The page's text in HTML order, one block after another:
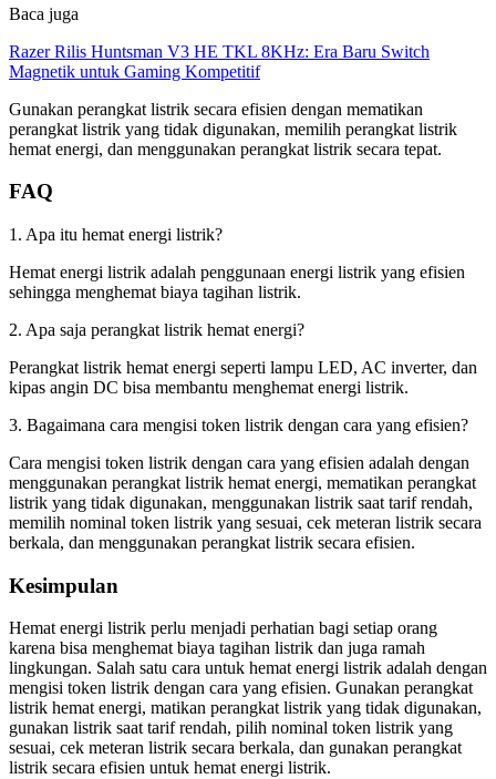
Baca juga
Razer Rilis Huntsman V3 HE TKL 8KHz: Era Baru Switch
Magnetik untuk Gaming Kompetitif
Gunakan perangkat listrik secara efisien dengan mematikan
perangkat listrik yang tidak digunakan, memilih perangkat listrik
hemat energi, dan menggunakan perangkat listrik secara tepat.
FAQ
1. Apa itu hemat energi listrik?
Hemat energi listrik adalah penggunaan energi listrik yang efisien
sehingga menghemat biaya tagihan listrik.
2. Apa saja perangkat listrik hemat energi?
Perangkat listrik hemat energi seperti lampu LED, AC inverter, dan
kipas angin DC bisa membantu menghemat energi listrik.
3. Bagaimana cara mengisi token listrik dengan cara yang efisien?
Cara mengisi token listrik dengan cara yang efisien adalah dengan
menggunakan perangkat listrik hemat energi, mematikan perangkat
listrik yang tidak digunakan, menggunakan listrik saat tarif rendah,
memilih nominal token listrik yang sesuai, cek meteran listrik secara
berkala, dan menggunakan perangkat listrik secara efisien.
Kesimpulan
Hemat energi listrik perlu menjadi perhatian bagi setiap orang
karena bisa menghemat biaya tagihan listrik dan juga ramah
lingkungan. Salah satu cara untuk hemat energi listrik adalah dengan
mengisi token listrik dengan cara yang efisien. Gunakan perangkat
listrik hemat energi, matikan perangkat listrik yang tidak digunakan,
gunakan listrik saat tarif rendah, pilih nominal token listrik yang
sesuai, cek meteran listrik secara berkala, dan gunakan perangkat
listrik secara efisien untuk hemat energi listrik.